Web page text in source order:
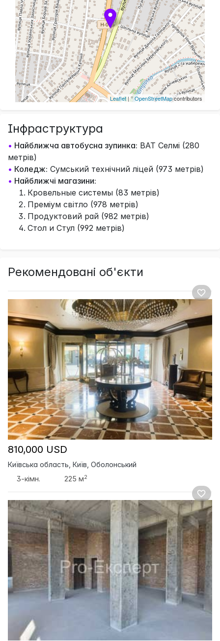
Leaflet | ©OpenStreetMapcontributors
Інфраструктура
• Найближча автобусна зупинка: ВАТ Селмі (280
метрів)
• Коледж: Сумський технічний ліцей (973 метрів)
• Найближчі магазини:
Кровельные системы (83 метрів)
Преміум світло (978 метрів)
Продуктовий рай (982 метрів)
Стол и Стул (992 метрів)
Рекомендовані об'єкти
810,000 USD
Київська область, Київ, Оболонський
3-кімн.
225 м2